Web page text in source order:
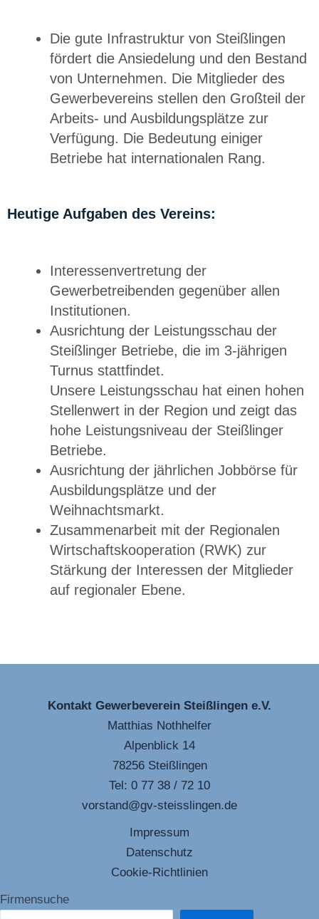
Die gute Infrastruktur von Steißlingen
fördert die Ansiedelung und den Bestand
von Unternehmen. Die Mitglieder des
Gewerbevereins stellen den Großteil der
Arbeits- und Ausbildungsplätze zur
Verfügung. Die Bedeutung einiger
Betriebe hat internationalen Rang.
Heutige Aufgaben des Vereins:
Interessenvertretung der
Gewerbetreibenden gegenüber allen
Institutionen.
Ausrichtung der Leistungsschau der
Steißlinger Betriebe, die im 3-jährigen
Turnus stattfindet.
Unsere Leistungsschau hat einen hohen
Stellenwert in der Region und zeigt das
hohe Leistungsniveau der Steißlinger
Betriebe.
Ausrichtung der jährlichen Jobbörse für
Ausbildungsplätze und der
Weihnachtsmarkt.
Zusammenarbeit mit der Regionalen
Wirtschaftskooperation (RWK) zur
Stärkung der Interessen der Mitglieder
auf regionaler Ebene.
Kontakt Gewerbeverein Steißlingen e.V.
Matthias Nothhelfer
Alpenblick 14
78256 Steißlingen
Tel: 0 77 38 / 72 10
vorstand@gv-steisslingen.de
Impressum
Datenschutz
Cookie-Richtlinien
Firmensuche